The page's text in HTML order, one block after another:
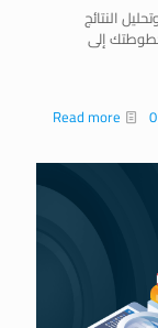
النتائج
إلى
0
Read more